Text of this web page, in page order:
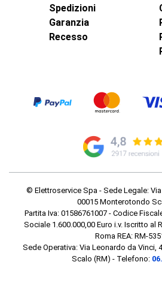
Spedizioni
Garanzia
Recesso
© Elettroservice Spa - Sede Legale:
00015 Monterotondo
Partita Iva: 01586761007 - Codice
Sociale 1.600.000,00 Euro i.v. Iscritto al
Roma REA: RM-
Sede Operativa: Via Leonardo da Vinci,
Scalo (RM) - Telefono: